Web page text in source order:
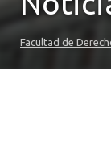
Facultad de